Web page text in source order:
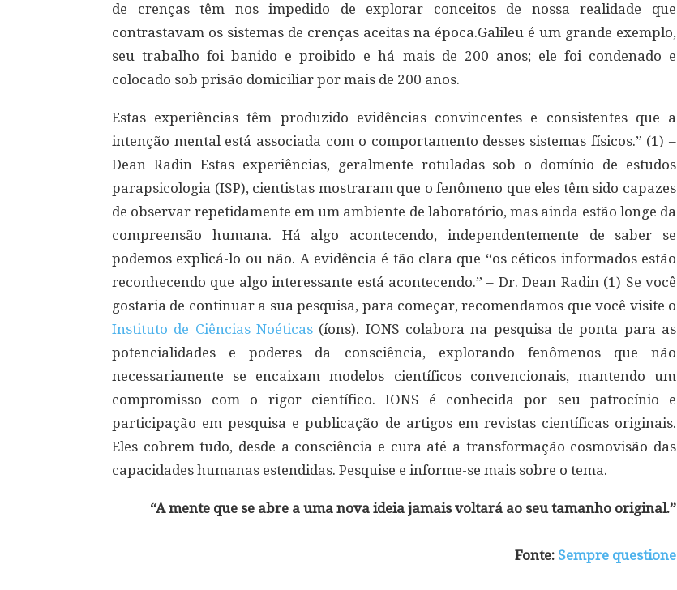
de crenças têm nos impedido de explorar conceitos de nossa realidade que
contrastavam os sistemas de crenças aceitas na época.Galileu é um grande exemplo,
seu trabalho foi banido e proibido e há mais de 200 anos; ele foi condenado e
colocado sob prisão domiciliar por mais de 200 anos.
Estas experiências têm produzido evidências convincentes e consistentes que a
intenção mental está associada com o comportamento desses sistemas físicos.” (1) –
Dean Radin Estas experiências, geralmente rotuladas sob o domínio de estudos
parapsicologia (ISP), cientistas mostraram que o fenômeno que eles têm sido capazes
de observar repetidamente em um ambiente de laboratório, mas ainda estão longe da
compreensão humana. Há algo acontecendo, independentemente de saber se
podemos explicá-lo ou não. A evidência é tão clara que “os céticos informados estão
reconhecendo que algo interessante está acontecendo.” – Dr. Dean Radin (1) Se você
gostaria de continuar a sua pesquisa, para começar, recomendamos que você visite o
Instituto de Ciências Noéticas (íons). IONS colabora na pesquisa de ponta para as
potencialidades e poderes da consciência, explorando fenômenos que não
necessariamente se encaixam modelos científicos convencionais, mantendo um
compromisso com o rigor científico. IONS é conhecida por seu patrocínio e
participação em pesquisa e publicação de artigos em revistas científicas originais.
Eles cobrem tudo, desde a consciência e cura até a transformação cosmovisão das
capacidades humanas estendidas. Pesquise e informe-se mais sobre o tema.
“A mente que se abre a uma nova ideia jamais voltará ao seu tamanho original.”
Fonte: Sempre questione